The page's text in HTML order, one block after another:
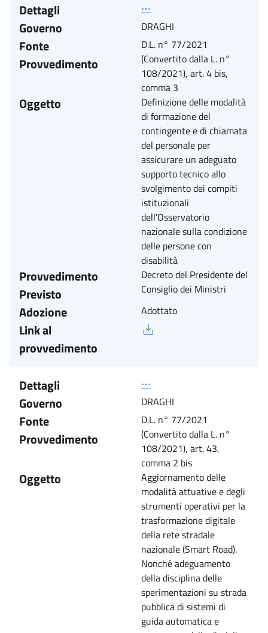
Dettagli
⋯
Governo DRAGHI
Fonte
Provvedimento
D.L. n° 77/2021
(Convertito dalla L. n°
108/2021), art. 4 bis,
comma 3
Oggetto
Definizione delle modalità
di formazione del
contingente e di chiamata
del personale per
assicurare un adeguato
supporto tecnico allo
svolgimento dei compiti
istituzionali
dell'Osservatorio
nazionale sulla condizione
delle persone con
disabilità
Provvedimento
Previsto
Decreto del Presidente del
Consiglio dei Ministri
Adozione Adottato
Link al
provvedimento
Dettagli
⋯
Governo DRAGHI
Fonte
Provvedimento
D.L. n° 77/2021
(Convertito dalla L. n°
108/2021), art. 43,
comma 2 bis
Oggetto
Aggiornamento delle
modalità attuative e degli
strumenti operativi per la
trasformazione digitale
della rete stradale
nazionale (Smart Road).
Nonché adeguamento
della disciplina delle
sperimentazioni su strada
pubblica di sistemi di
guida automatica e